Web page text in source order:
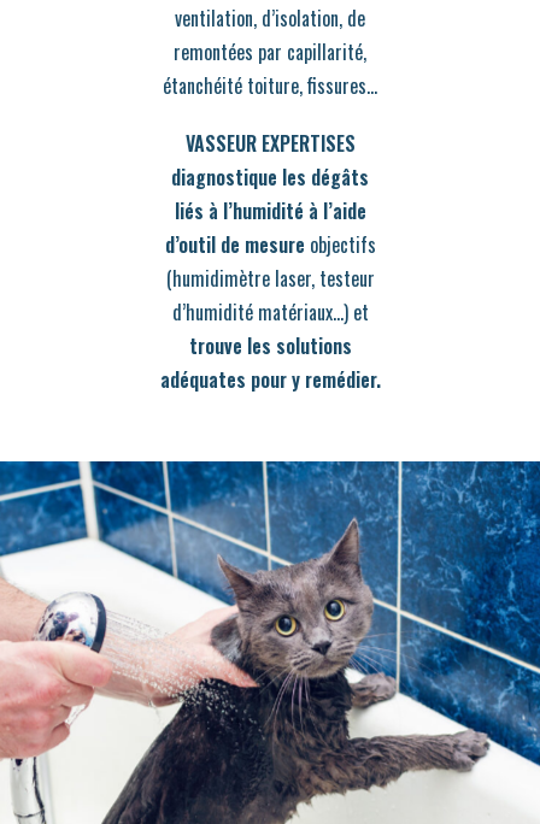
ventilation, d’isolation, de
remontées par capillarité,
étanchéité toiture, fissures…
VASSEUR EXPERTISES
diagnostique les dégâts
liés à l’humidité à l’aide
d’outil de mesure objectifs
(humidimètre laser, testeur
d’humidité matériaux…) et
trouve les solutions
adéquates pour y remédier.